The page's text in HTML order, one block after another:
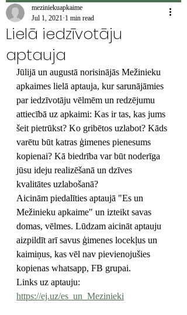
Lielā iedzīvotāju
aptauja
meziniekuapkaime
Jul 1, 2021 1 min read
Jūlijā un augustā norisinājās Mežinieku
apkaimes lielā aptauja, kur sarunājāmies
par iedzīvotāju vēlmēm un redzējumu
attiecībā uz apkaimi: Kas ir tas, kas jums
šeit pietrūkst? Ko gribētos uzlabot? Kāds
varētu būt katras ģimenes pienesums
kopienai? Kā biedrība var būt noderīga
jūsu ideju realizēšanā un dzīves
kvalitātes uzlabošanā?
Aicinām piedalīties aptaujā "Es un
Mežinieku apkaime" un izteikt savas
domas, vēlmes. Lūdzam aicināt aptauju
aizpildīt arī savus ģimenes locekļus un
kaimiņus, kas vēl nav pievienojušies
kopienas whatsapp, FB grupai.
Links uz aptauju:
https://ej.uz/es_un_Mezinieki